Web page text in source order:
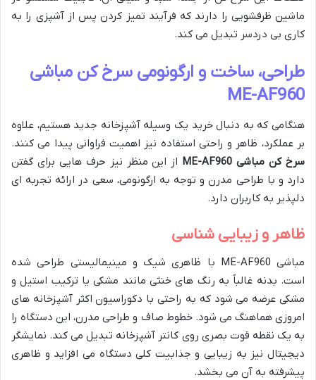
ماشین ظرفشویی را دارند که فرآیند تمیز کردن پس از آشپزی را به
کاری بی دردسر تبدیل می کند.
طراحی، ساخت و ارگونومی سرخ کن مباشی
ME-AF960
هنگامی که به دنبال خرید یک وسیله آشپزخانه جدید هستیم، علاوه
بر عملکرد، ظاهر و راحتی استفاده نیز اهمیت فراوانی پیدا می کنند.
سرخ کن مباشی ME-AF960
از این منظر نیز حرف هایی برای گفتن
دارد و با طراحی مدرن و توجه به ارگونومی، سعی در ارائه تجربه ای
دلپذیر به کاربران دارد.
ظاهر و زیبایی شناسی
مباشی ME-AF960 با ظاهری شیک و مینیمالیستی طراحی شده
است. بدنه غالباً به رنگ های خنثی مانند مشکی یا ترکیب استیل و
مشکی عرضه می شود که به راحتی با دکوراسیون اکثر آشپزخانه های
امروزی هماهنگ می شود. خطوط صاف و طراحی مدرن، این دستگاه را
به یک نقطه قوت بصری روی کانتر آشپزخانه تبدیل می کند. نمایشگر
دیجیتال نیز به زیبایی و جذابیت کلی دستگاه می افزاید و ظاهری
پیشرفته به آن می بخشد.